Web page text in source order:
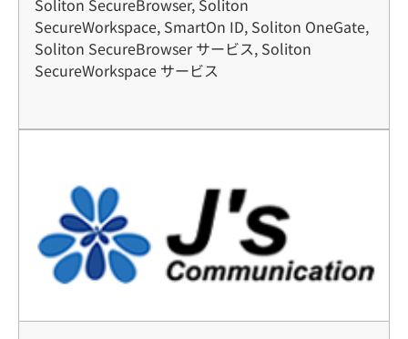
SecureWorkspace, SmartOn ID, Soliton OneGate,
Soliton SecureBrowser サービス, Soliton
SecureWorkspace サービス